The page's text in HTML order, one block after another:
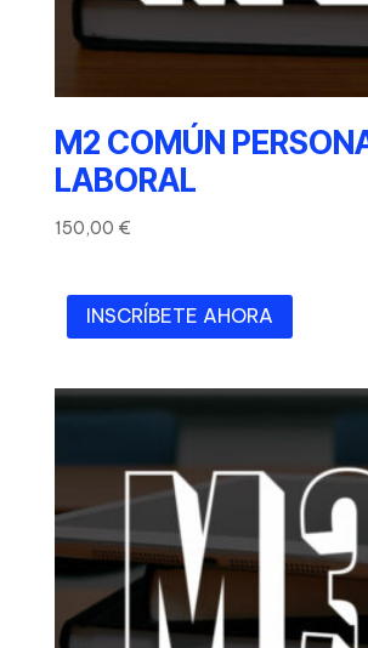
M2 COMÚN
LABORAL
150,00 €
INSCRÍBETE AHORA